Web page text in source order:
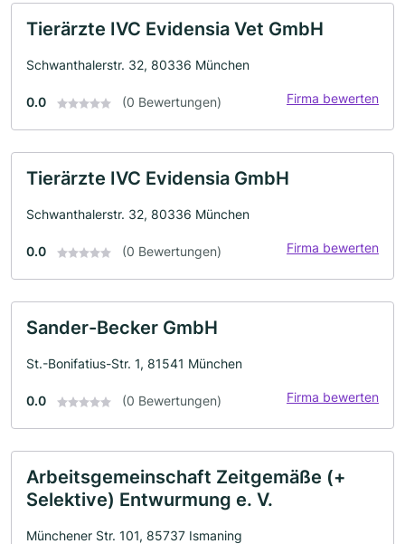
Tierärzte IVC Evidensia Vet GmbH
Schwanthalerstr. 32, 80336 München
0.0 (0 Bewertungen) Firma bewerten
Tierärzte IVC Evidensia GmbH
Schwanthalerstr. 32, 80336 München
0.0 (0 Bewertungen) Firma bewerten
Sander-Becker GmbH
St.-Bonifatius-Str. 1, 81541 München
0.0 (0 Bewertungen) Firma bewerten
Arbeitsgemeinschaft Zeitgemäße (+
Selektive) Entwurmung e. V.
Münchener Str. 101, 85737 Ismaning